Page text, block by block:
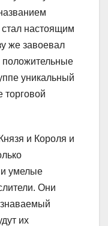
настоящим
же завоевал
положительные
уникальный
торговой
и Короля и
умелые
Они
их